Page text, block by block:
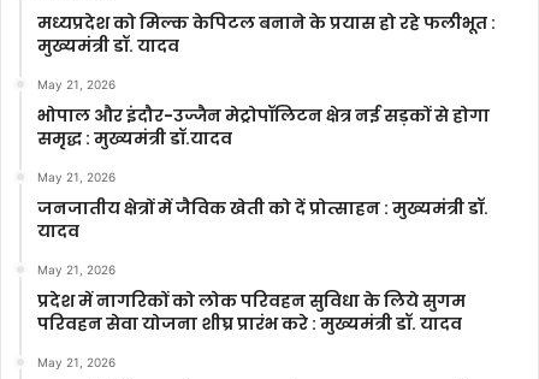
मध्यप्रदेश को मिल्क केपिटल बनाने के प्रयास हो रहे फलीभूत :
मुख्यमंत्री डॉ. यादव
May 21, 2026
भोपाल और इंदौर-उज्जैन मेट्रोपॉलिटन क्षेत्र नई सड़कों से होगा
समृद्ध : मुख्यमंत्री डॉ.यादव
May 21, 2026
जनजातीय क्षेत्रों में जैविक खेती को दें प्रोत्साहन : मुख्यमंत्री डॉ.
यादव
May 21, 2026
प्रदेश में नागरिकों को लोक परिवहन सुविधा के लिये सुगम
परिवहन सेवा योजना शीघ्र प्रारंभ करे : मुख्यमंत्री डॉ. यादव
May 21, 2026